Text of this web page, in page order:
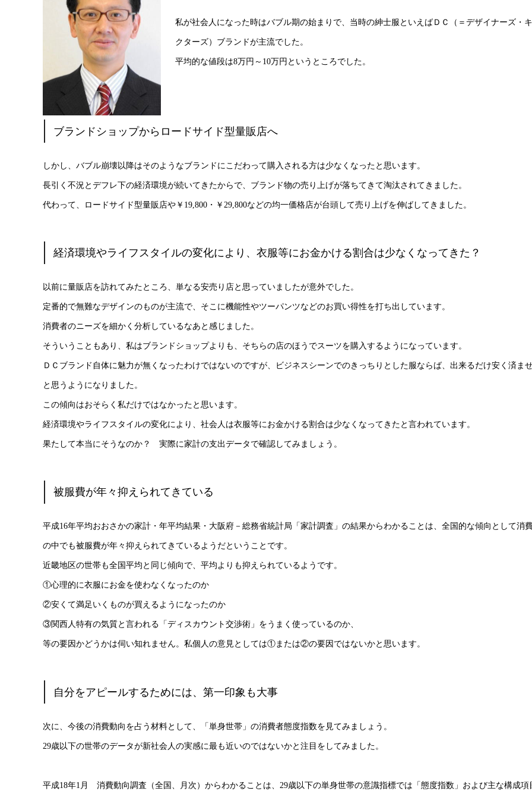
私が社会人になった時はバブル期の始まりで、当時の紳士服といえばＤＣ（＝デザイナーズ・
クターズ）ブランドが主流でした。
平均的な値段は8万円～10万円というところでした。
ブランドショップからロードサイド型量販店へ
しかし、バブル崩壊以降はそのようなブランドにこだわって購入される方は少なくなったと思います。
長引く不況とデフレ下の経済環境が続いてきたからで、ブランド物の売り上げが落ちてきて淘汰されてきました。
代わって、ロードサイド型量販店や￥19,800・￥29,800などの均一価格店が台頭して売り上げを伸ばしてきました。
経済環境やライフスタイルの変化により、衣服等にお金かける割合は少なくなってきた？
以前に量販店を訪れてみたところ、単なる安売り店と思っていましたが意外でした。
定番的で無難なデザインのものが主流で、そこに機能性やツーパンツなどのお買い得性を打ち出しています。
消費者のニーズを細かく分析しているなあと感じました。
そういうこともあり、私はブランドショップよりも、そちらの店のほうでスーツを購入するようになっています。
ＤＣブランド自体に魅力が無くなったわけではないのですが、ビジネスシーンでのきっちりとした服ならば、出来るだけ安く済ま
と思うようになりました。
この傾向はおそらく私だけではなかったと思います。
経済環境やライフスタイルの変化により、社会人は衣服等にお金かける割合は少なくなってきたと言われています。
果たして本当にそうなのか？ 実際に家計の支出データで確認してみましょう。
被服費が年々抑えられてきている
平成16年平均おおさかの家計・年平均結果・大阪府－総務省統計局「家計調査」の結果からわかることは、全国的な傾向として消
の中でも被服費が年々抑えられてきているようだということです。
近畿地区の世帯も全国平均と同じ傾向で、平均よりも抑えられているようです。
①心理的に衣服にお金を使わなくなったのか
②安くて満足いくものが買えるようになったのか
③関西人特有の気質と言われる「ディスカウント交渉術」をうまく使っているのか、
等の要因かどうかは伺い知れません。私個人の意見としては①または②の要因ではないかと思います。
自分をアピールするためには、第一印象も大事
次に、今後の消費動向を占う材料として、「単身世帯」の消費者態度指数を見てみましょう。
29歳以下の世帯のデータが新社会人の実感に最も近いのではないかと注目をしてみました。
平成18年1月 消費動向調査（全国、月次）からわかることは、29歳以下の単身世帯の意識指標では「態度指数」および主な構成項